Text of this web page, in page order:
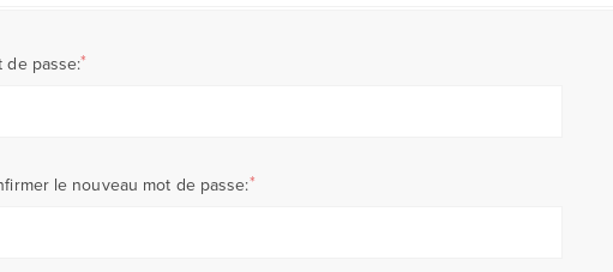
de passe:*
le nouveau mot de passe:*